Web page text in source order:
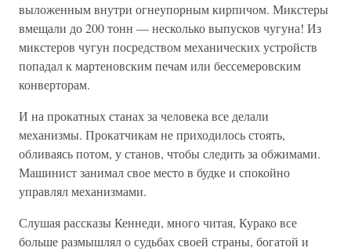
выложенным внутри огнеупорным кирпичом. Микстеры
вмещали до 200 тонн — несколько выпусков чугуна! Из
микстеров чугун посредством механических устройств
попадал к мартеновским печам или бессемеровским
конверторам.
И на прокатных станах за человека все делали
механизмы. Прокатчикам не приходилось стоять,
обливаясь потом, у станов, чтобы следить за обжимами.
Машинист занимал свое место в будке и спокойно
управлял механизмами.
Слушая рассказы Кеннеди, много читая, Курако все
больше размышлял о судьбах своей страны, богатой и